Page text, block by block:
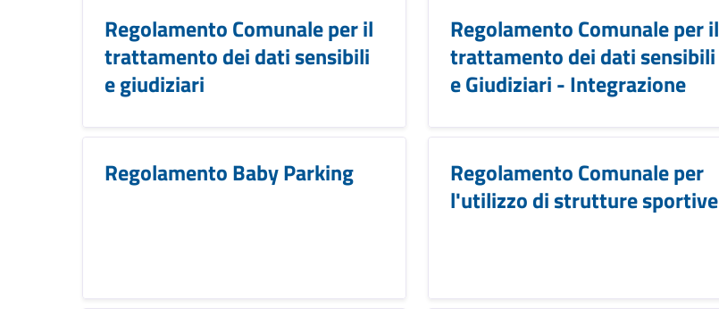
Regolamento Comunale per il
trattamento dei dati sensibili
e giudiziari
Regolamento Comunale per il
trattamento dei dati sensibili
e Giudiziari - Integrazione
Regolamento Baby Parking
Regolamento Comunale per
l'utilizzo di strutture sportive